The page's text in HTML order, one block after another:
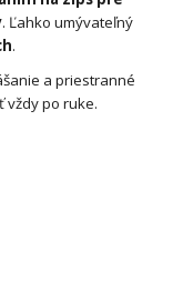
. Ľahko umývateľný
.
a priestranné
vždy po ruke.